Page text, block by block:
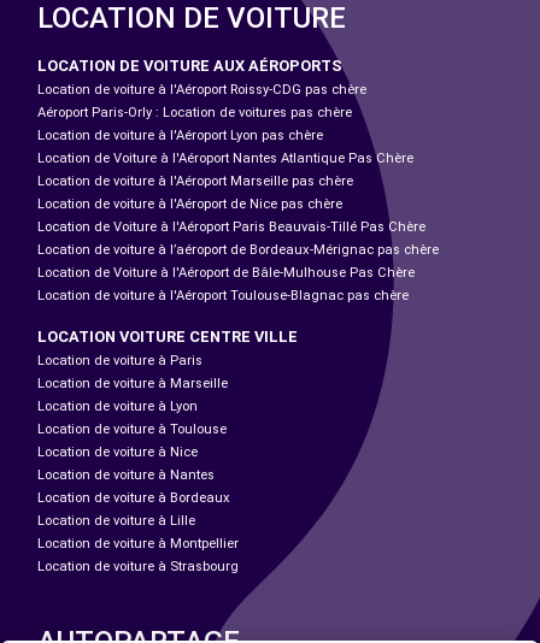
LOCATION DE VOITURE
LOCATION DE VOITURE AUX AÉROPORTS
Location de voiture à l'Aéroport Roissy-CDG pas chère
Aéroport Paris-Orly : Location de voitures pas chère
Location de voiture à l'Aéroport Lyon pas chère
Location de Voiture à l'Aéroport Nantes Atlantique Pas Chère
Location de voiture à l'Aéroport Marseille pas chère
Location de voiture à l'Aéroport de Nice pas chère
Location de Voiture à l'Aéroport Paris Beauvais-Tillé Pas Chère
Location de voiture à l’aéroport de Bordeaux-Mérignac pas chère
Location de Voiture à l'Aéroport de Bâle-Mulhouse Pas Chère
Location de voiture à l'Aéroport Toulouse-Blagnac pas chère
LOCATION VOITURE CENTRE VILLE
Location de voiture à Paris
Location de voiture à Marseille
Location de voiture à Lyon
Location de voiture à Toulouse
Location de voiture à Nice
Location de voiture à Nantes
Location de voiture à Bordeaux
Location de voiture à Lille
Location de voiture à Montpellier
Location de voiture à Strasbourg